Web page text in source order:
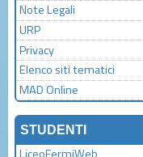
Note Legali
URP
Privacy
Elenco siti tematici
MAD Online
STUDENTI